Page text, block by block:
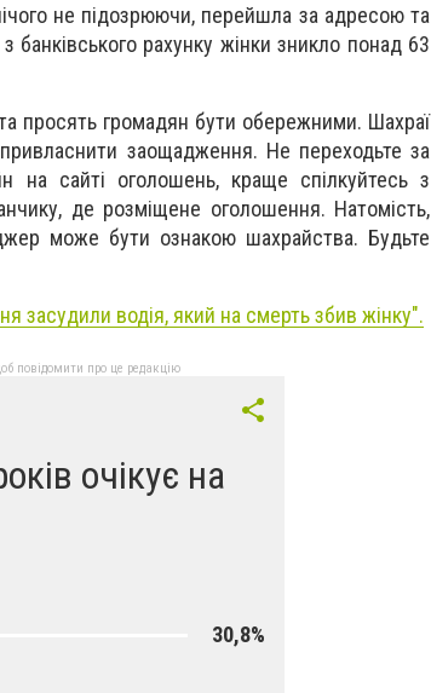
не підозрюючи, перейшла за адресою та
банківського рахунку жінки зникло понад 63
та просять громадян бути обережними. Шахраї
заощадження. Не переходьте за
на сайті оголошень, краще спілкуйтесь з
де розміщене оголошення. Натомість,
може бути ознакою шахрайства. Будьте
засудили водія, який на смерть збив жінку".
повідомити про це редакцію
очікує на
30,8%